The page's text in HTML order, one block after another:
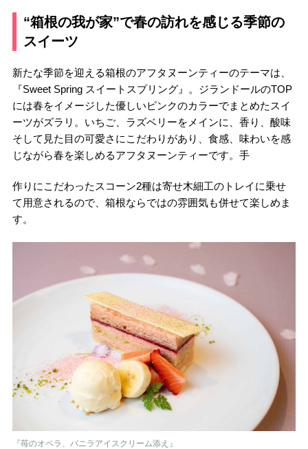
“箱根の我が家”で春の訪れを感じる季節の
スイーツ
新たな季節を迎える箱根のアフタヌーンティーのテーマは、
『Sweet Spring スイートスプリング』。ジランドールのTOP
には春をイメージした優しいピンクのカラーでまとめたスイ
ーツがズラリ。いちご、ラズベリーをメインに、香り、酸味
そして見た目の可愛さにこだわりがあり、食感、味わいを感
じながら春を楽しめるアフタヌーンティーです。手
作りにこだわったスコーン2種は寄せ木細工のトレイに乗せ
て用意されるので、箱根ならではの雰囲気も併せて楽しめま
す。
『苺のオペラ、バニラアイスクリーム添え』